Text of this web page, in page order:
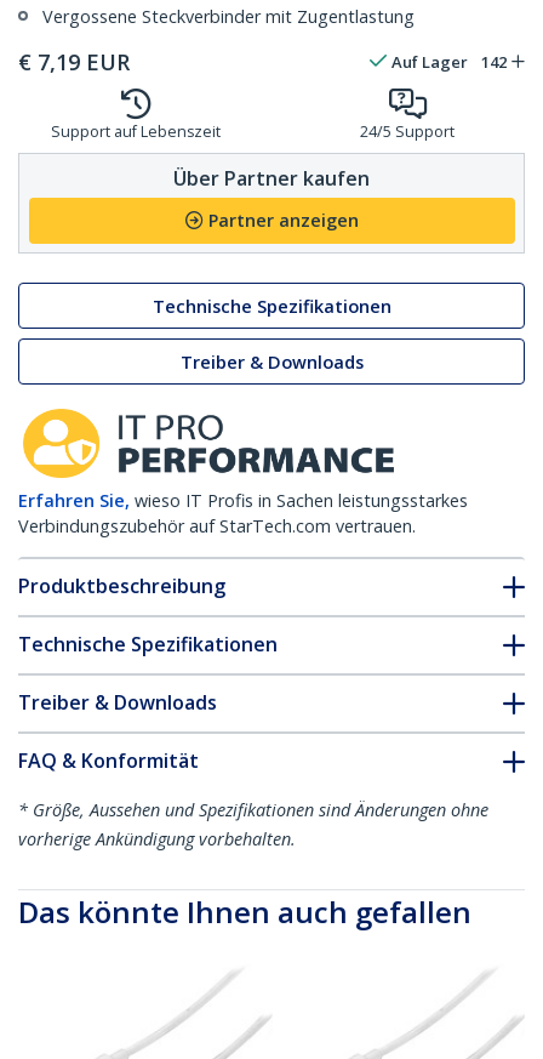
Vergossene Steckverbinder mit Zugentlastung
€ 7,19 EUR Auf Lager 142
Support auf Lebenszeit 24/5 Support
Über Partner kaufen
Partner anzeigen
Technische Spezifikationen
Treiber & Downloads
Erfahren Sie, wieso IT Profis in Sachen leistungsstarkes
Verbindungszubehör auf StarTech.com vertrauen.
Produktbeschreibung
Technische Spezifikationen
Treiber & Downloads
FAQ & Konformität
* Größe, Aussehen und Spezifikationen sind Änderungen ohne
vorherige Ankündigung vorbehalten.
Das könnte Ihnen auch gefallen